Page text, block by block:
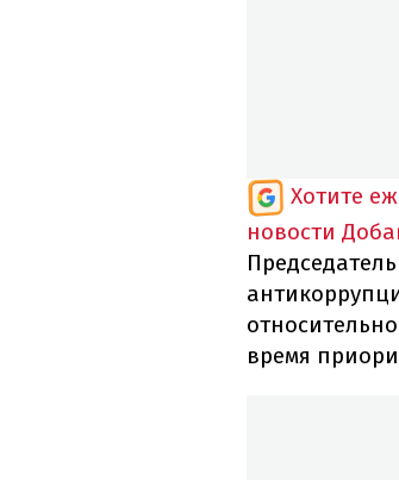
Хотите
новости
время